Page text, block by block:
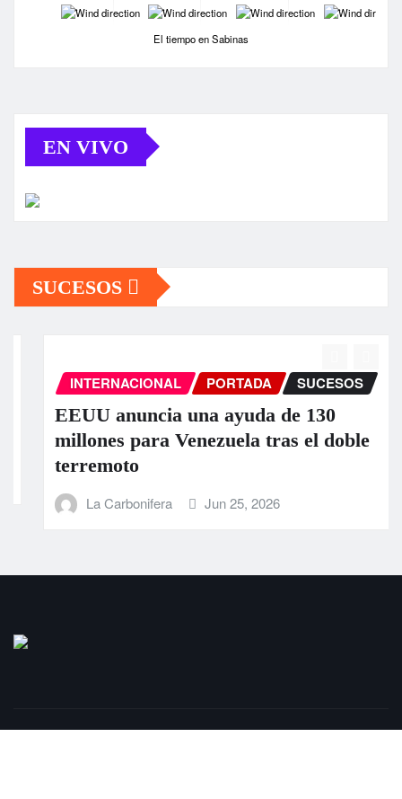
-
-
-
-
El tiempo en Sabinas
EN VIVO
SUCESOS
INTERNACIONAL PORTADA SUCESOS
EEUU anuncia una ayuda de 130
millones para Venezuela tras el doble
terremoto
La Carbonifera Jun 25, 2026